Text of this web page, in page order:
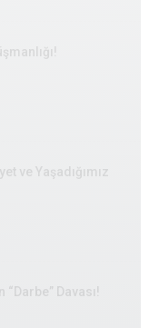
ve Yaşadığımız
Davası!